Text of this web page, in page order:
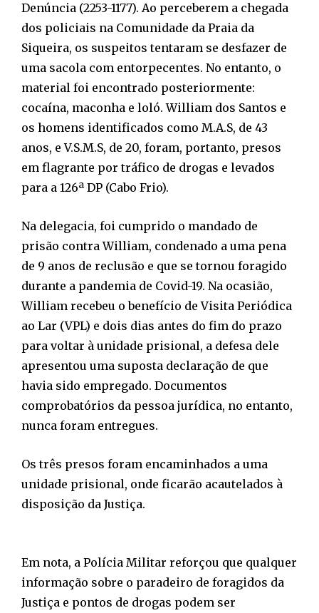
Denúncia (2253-1177). Ao perceberem a chegada
dos policiais na Comunidade da Praia da
Siqueira, os suspeitos tentaram se desfazer de
uma sacola com entorpecentes. No entanto, o
material foi encontrado posteriormente:
cocaína, maconha e loló. William dos Santos e
os homens identificados como M.A.S, de 43
anos, e V.S.M.S, de 20, foram, portanto, presos
em flagrante por tráfico de drogas e levados
para a 126ª DP (Cabo Frio).
Na delegacia, foi cumprido o mandado de
prisão contra William, condenado a uma pena
de 9 anos de reclusão e que se tornou foragido
durante a pandemia de Covid-19. Na ocasião,
William recebeu o benefício de Visita Periódica
ao Lar (VPL) e dois dias antes do fim do prazo
para voltar à unidade prisional, a defesa dele
apresentou uma suposta declaração de que
havia sido empregado. Documentos
comprobatórios da pessoa jurídica, no entanto,
nunca foram entregues.
Os três presos foram encaminhados a uma
unidade prisional, onde ficarão acautelados à
disposição da Justiça.
Em nota, a Polícia Militar reforçou que qualquer
informação sobre o paradeiro de foragidos da
Justiça e pontos de drogas podem ser